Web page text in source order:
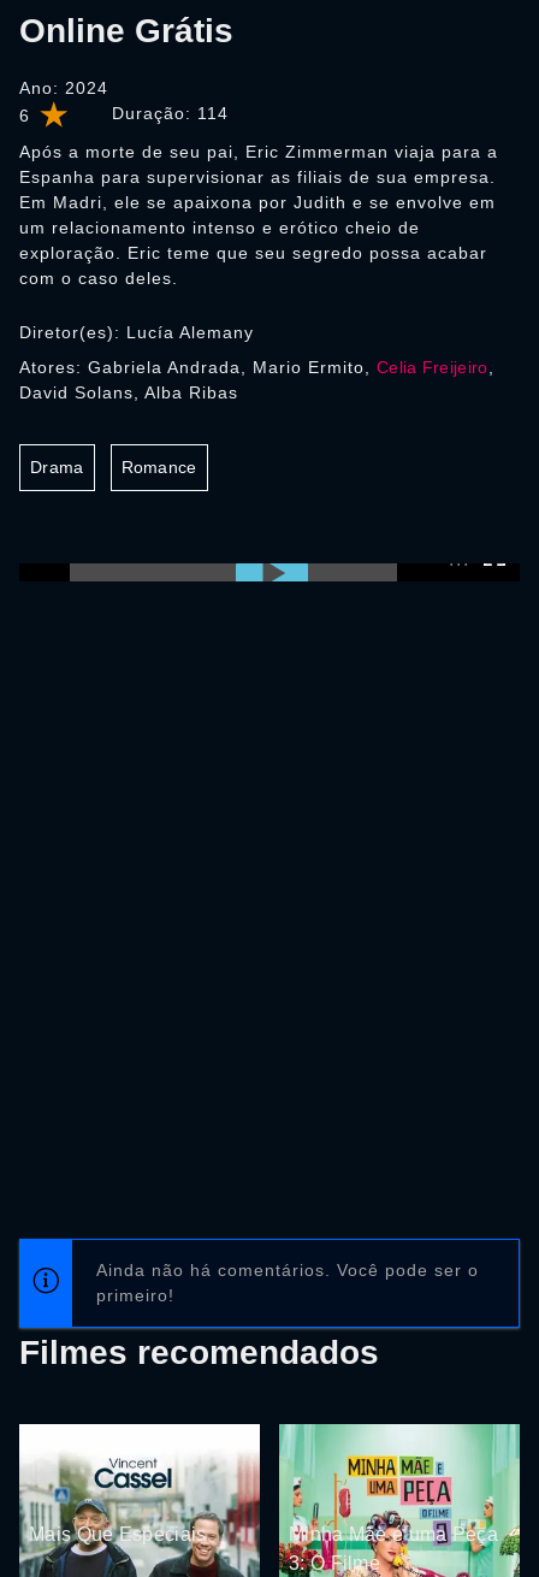
6 Duração: 114
Online Grátis
Ano: 2024
Após a morte de seu pai, Eric Zimmerman viaja para a
Espanha para supervisionar as filiais de sua empresa.
Em Madri, ele se apaixona por Judith e se envolve em
um relacionamento intenso e erótico cheio de
exploração. Eric teme que seu segredo possa acabar
com o caso deles.
Diretor(es): Lucía Alemany
Atores: Gabriela Andrada, Mario Ermito, Celia Freijeiro
David Solans, Alba Ribas
Drama Romance
Ainda não há comentários. Você pode ser o
primeiro!
Filmes recomendados
Mais Que Especiais
Minha Mãe é uma Peça
3: O Filme